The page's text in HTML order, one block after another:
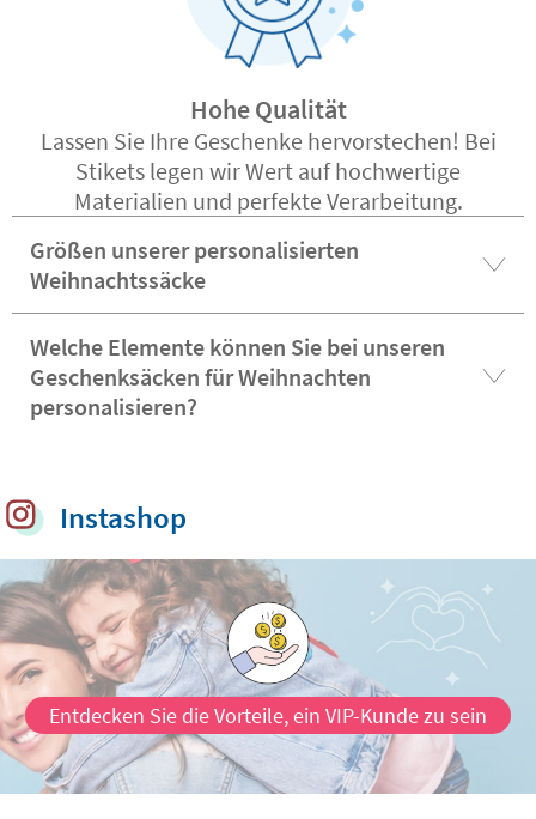
Hohe Qualität
Lassen Sie Ihre Geschenke hervorstechen! Bei
Stikets legen wir Wert auf hochwertige
Materialien und perfekte Verarbeitung.
Größen unserer personalisierten
Weihnachtssäcke
Welche Elemente können Sie bei unseren
Geschenksäcken für Weihnachten
personalisieren?
Instashop
Entdecken Sie die Vorteile, ein VIP-Kunde zu sein